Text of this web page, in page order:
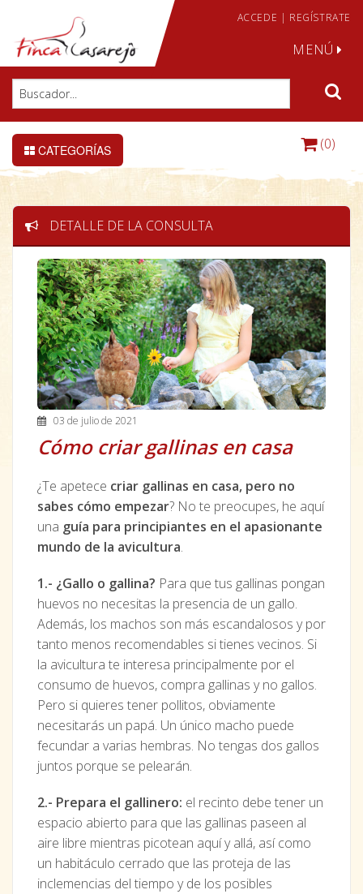
ACCEDE | REGÍSTRATE
MENÚ
CATEGORÍAS (0)
DETALLE DE LA CONSULTA
03 de julio de 2021
Cómo criar gallinas en casa
¿Te apetece criar gallinas en casa, pero no
sabes cómo empezar? No te preocupes, he aquí
una guía para principiantes en el apasionante
mundo de la avicultura.
1.- ¿Gallo o gallina? Para que tus gallinas pongan
huevos no necesitas la presencia de un gallo.
Además, los machos son más escandalosos y por
tanto menos recomendables si tienes vecinos. Si
la avicultura te interesa principalmente por el
consumo de huevos, compra gallinas y no gallos.
Pero si quieres tener pollitos, obviamente
necesitarás un papá. Un único macho puede
fecundar a varias hembras. No tengas dos gallos
juntos porque se pelearán.
2.- Prepara el gallinero: el recinto debe tener un
espacio abierto para que las gallinas paseen al
aire libre mientras picotean aquí y allá, así como
un habitáculo cerrado que las proteja de las
inclemencias del tiempo y de los posibles